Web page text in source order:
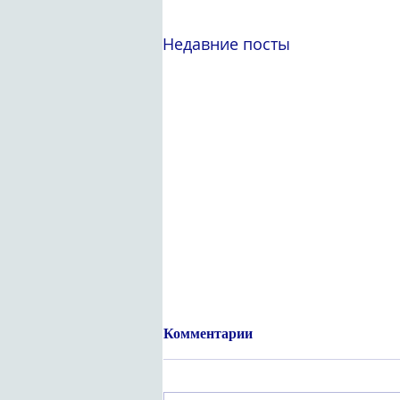
Недавние посты
Комментарии